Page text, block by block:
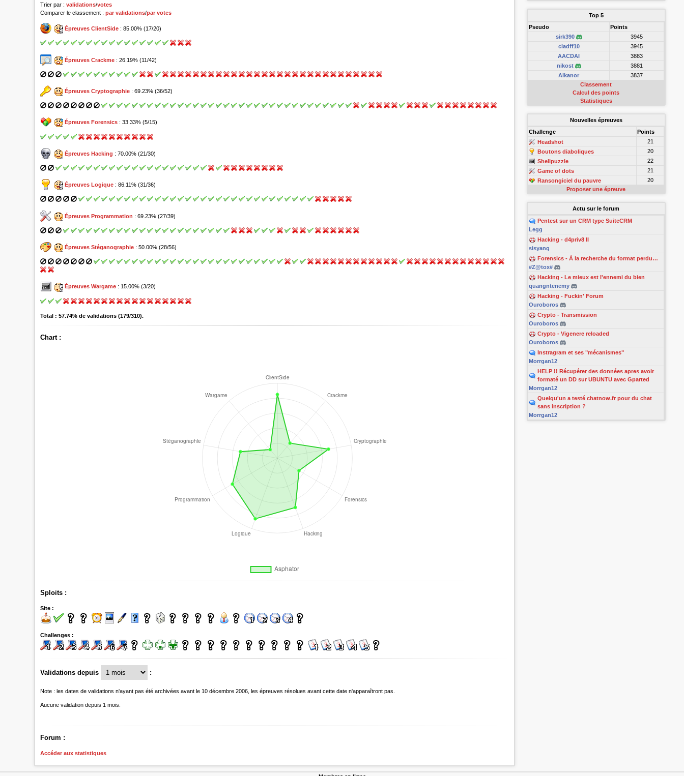
Trier par :validations/votes
Comparer le classement :par validations/par votes
Épreuves ClientSide : 85.00% (17/20)
Épreuves Crackme : 26.19% (11/42)
Épreuves Cryptographie : 69.23% (36/52)
Épreuves Forensics : 33.33% (5/15)
Épreuves Hacking : 70.00% (21/30)
Épreuves Logique : 86.11% (31/36)
Épreuves Programmation : 69.23% (27/39)
Épreuves Stéganographie : 50.00% (28/56)
Épreuves Wargame : 15.00% (3/20)
Total : 57.74% de validations (179/310).
Chart :
Sploits :
Site :
Challenges :
Validations depuis :
Note : les dates de validations n'ayant pas été archivées avant le 10 décembre 2006, les épreuves résolues avant cette date n'apparaîtront pas.
Aucune validation depuis 1 mois.
Forum :
Accéder aux statistiques
Top 5
Pseudo
Points
sirk390
3945
cladff10
3945
AACDAI
3883
nikost
3881
Alkanor
3837
Classement
Calcul des points
Statistiques
Nouvelles épreuves
Challenge
Points
Headshot
21
Boutons diaboliques
20
Shellpuzzle
22
Game of dots
21
Ransongiciel du pauvre
20
Proposer une épreuve
Actu sur le forum
Pentest sur un CRM type SuiteCRM
Legg
Hacking - d4priv8 II
sisyang
Forensics - À la recherche du format perdu…
#Z@tox#
Hacking - Le mieux est l'ennemi du bien
quangntenemy
Hacking - Fuckin' Forum
Ouroboros
Crypto - Transmission
Ouroboros
Crypto - Vigenere reloaded
Ouroboros
Instragram et ses "mécanismes"
Morrgan12
HELP !! Récupérer des données apres avoir
formaté un DD sur UBUNTU avec Gparted
Morrgan12
Quelqu'un a testé chatnow.fr pour du chat
sans inscription ?
Morrgan12